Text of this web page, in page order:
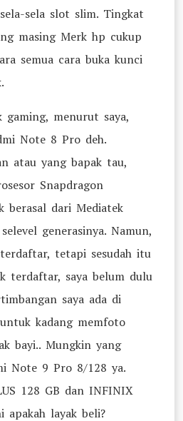
sela slot slim. Tingkat
masing Merk hp cukup
semua cara buka kunci
menurut saya,
Note 8 Pro deh.
atau yang bapak tau,
Snapdragon
berasal dari Mediatek
generasinya. Namun,
tetapi sesudah itu
terdaftar, saya belum dulu
saya ada di
kadang memfoto
bayi.. Mungkin yang
Note 9 Pro 8/128 ya.
128 GB dan INFINIX
layak beli?